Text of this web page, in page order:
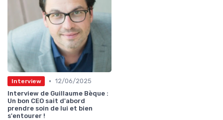
Interview • 12/06/2025
Interview de Guillaume Bèque :
Un bon CEO sait d'abord
prendre soin de lui et bien
s'entourer !